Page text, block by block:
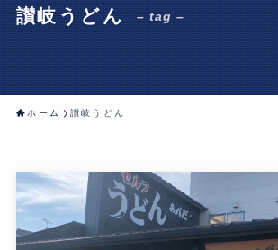
讃岐うどん – tag –
ホーム 讃岐うどん